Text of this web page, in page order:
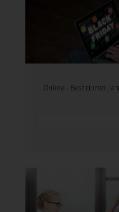
אופנה לגברים , נעלי ספורט , מותגים Online - Best